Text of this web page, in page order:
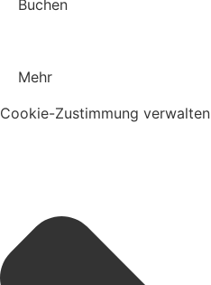
Buchen
Mehr
Cookie-Zustimmung verwalten